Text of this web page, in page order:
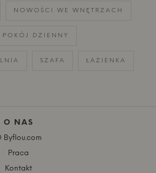
NOWOŚCI WE WNĘTRZACH
POKÓJ DZIENNY
SZAFA ŁAZIENKA
O NAS
Byflou.com
Praca
Kontakt